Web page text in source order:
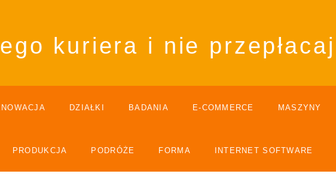
kuriera i nie przepłacaj
DZIAŁKI BADANIA E-COMMERCE MASZYNY
PRODUKCJA PODRÓŻE FORMA INTERNET SOFTWARE